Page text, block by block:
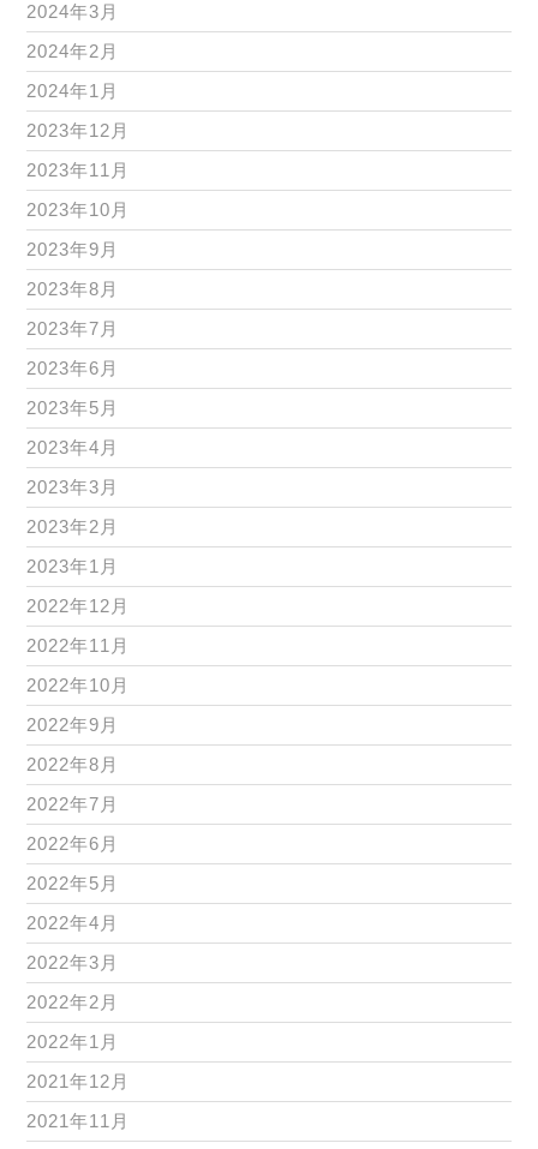
2024年3月
2024年2月
2024年1月
2023年12月
2023年11月
2023年10月
2023年9月
2023年8月
2023年7月
2023年6月
2023年5月
2023年4月
2023年3月
2023年2月
2023年1月
2022年12月
2022年11月
2022年10月
2022年9月
2022年8月
2022年7月
2022年6月
2022年5月
2022年4月
2022年3月
2022年2月
2022年1月
2021年12月
2021年11月